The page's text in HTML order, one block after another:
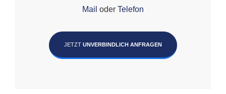
Mail oder Telefon
JETZT UNVERBINDLICH ANFRAGEN